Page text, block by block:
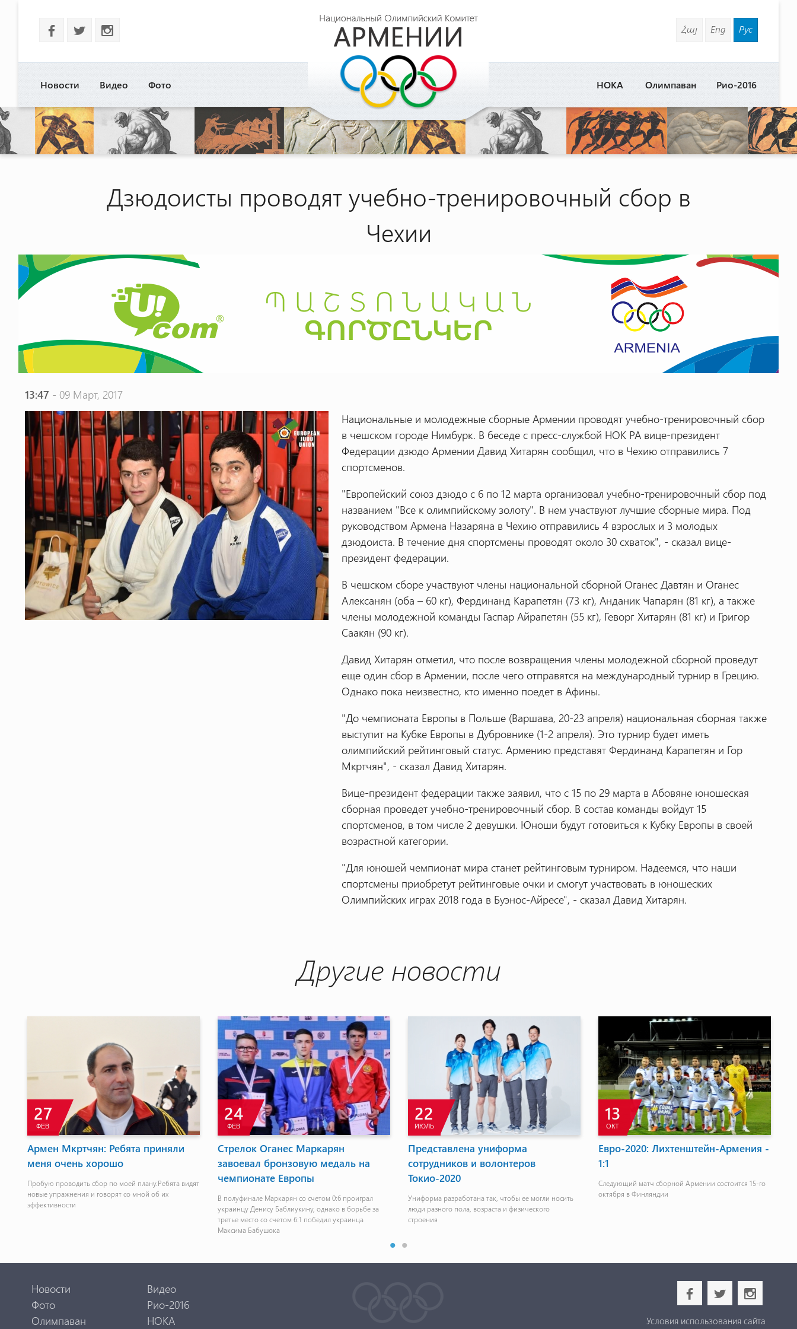
b a x Հայ Eng Рус
Новости Видео Фото Рио-2016
Олимпаван
НОКА
Дзюдоисты проводят учебно-тренировочный сбор в
Чехии
13:47 - 09 Март, 2017
Национальные и молодежныесборные Армении проводят учебно-тренировочный сбор
в чешском городе Нимбурк. В беседе с пресс-службой НОК РА вице-президент
Федерации дзюдо Армении Давид Хитарян сообщил, что в Чехию отправились 7
спортсменов.
"Европейский союз дзюдо с 6 по 12 марта организовал учебно-тренировочный сбор под
названием "Все к олимпийскому золоту". В нем участвуют лучшие сборные мира. Под
руководством Армена Назаряна в Чехию отправились 4 взрослых и 3 молодых
дзюдоиста. В течение дня спортсмены проводят около 30 схваток", - сказал вице-
президент федерации.
В чешском сборе участвуют члены национальной сборной Оганес Давтян и Оганес
Алексанян (оба – 60 кг), Фердинанд Карапетян (73 кг), Анданик Чапарян (81 кг), а также
члены молодежной команды Гаспар Айрапетян (55 кг), Геворг Хитарян (81 кг) и Григор
Саакян (90 кг).
Давид Хитарян отметил, что после возвращения члены молодежной сборной проведут
еще один сбор в Армении, после чего отправятся на международный турнир в Грецию.
Однако пока неизвестно, кто именно поедет в Афины.
"До чемпионата Европы в Польше (Варшава, 20-23 апреля) национальная сборная также
выступит на Кубке Европы в Дубровнике (1-2 апреля). Это турнир будет иметь
олимпийский рейтинговый статус. Армению представят Фердинанд Карапетян и Гор
Мкртчян", - сказал Давид Хитарян.
Вице-президент федерации также заявил, что с 15 по 29 марта в Абовяне юношеская
сборная проведет учебно-тренировочный сбор. В состав команды войдут 15
спортсменов, в том числе 2 девушки. Юноши будут готовиться к Кубку Европы в своей
возрастной категории.
"Для юношей чемпионат мира станет рейтинговым турниром. Надеемся, что наши
спортсмены приобретут рейтинговые очки и смогут участвовать в юношеских
Олимпийских играх 2018 года в Буэнос-Айресе", - сказал Давид Хитарян.
Другие новости
22
ИЮЛЬ
Представлена униформа
сотрудников и волонтеров
Токио-2020
Униформа разработана так, чтобы ее могли носить
люди разного пола, возраста и физического
13
ОКТ
Евро-2020: Лихтенштейн-Армения -
1:1
Следующий матч сборной Армении состоится 15-го
октября в Финляндии
25
ФЕВ
Никша Бавцевич: Благодарен моим
ребятам, они сделали максимум
"Летом к нашей команде присоединятся
выступающие в США баскетболисты. В это случае
могу сказать, что мы отправимся в Данию с
реальными шансами на победу"
14
НОЯ
Успех Карена Григоряна в
Армянский гроссмейстер набрал 7 очков из 9-и
возможных
Новости
Видео
Фото
Рио-2016
Олимпаван
НОКА
b a x
Условия использования сайта